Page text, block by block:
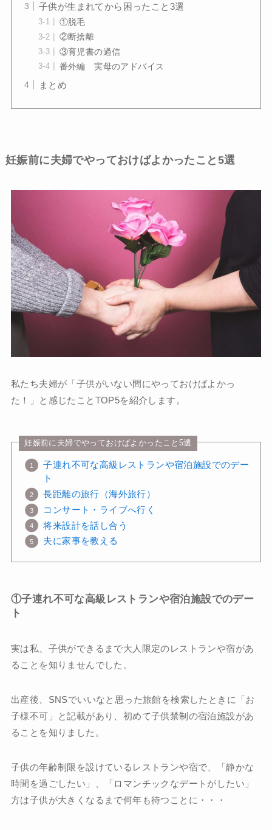
子供が生まれてから困ったこと3選
①脱毛
②断捨離
③育児書の過信
番外編 実母のアドバイス
まとめ
妊娠前に夫婦でやっておけばよかったこと5選
私たち夫婦が「子供がいない間にやっておけばよかっ
た！」と感じたことTOP5を紹介します。
妊娠前に夫婦でやっておけばよかったこと5選
子連れ不可な高級レストランや宿泊施設でのデー
ト
長距離の旅行（海外旅行）
コンサート・ライブへ行く
将来設計を話し合う
夫に家事を教える
①子連れ不可な高級レストランや宿泊施設でのデー
ト
実は私、子供ができるまで大人限定のレストランや宿があ
ることを知りませんでした。
出産後、SNSでいいなと思った旅館を検索したときに「お
子様不可」と記載があり、初めて子供禁制の宿泊施設があ
ることを知りました。
子供の年齢制限を設けているレストランや宿で、「静かな
時間を過ごしたい」、「ロマンチックなデートがしたい」
方は子供が大きくなるまで何年も待つことに・・・